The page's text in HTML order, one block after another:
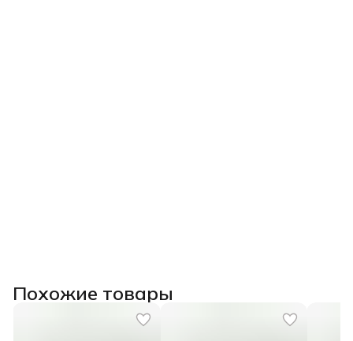
Похожие товары